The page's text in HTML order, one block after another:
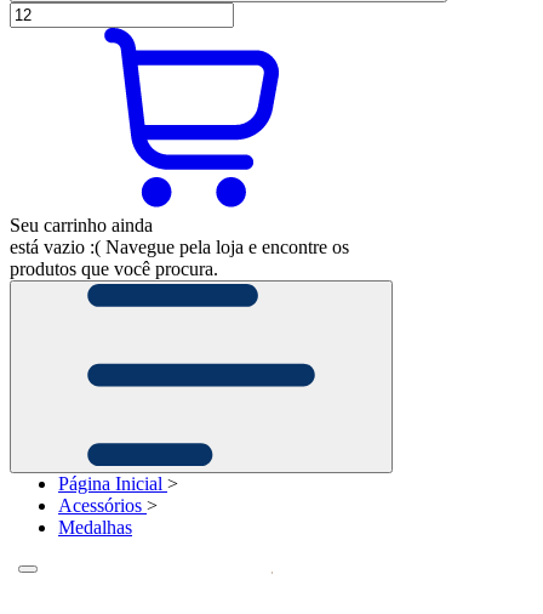
Seu carrinho ainda
está vazio :( Navegue pela loja e encontre os
produtos que você procura.
Página Inicial >
Acessórios >
Medalhas